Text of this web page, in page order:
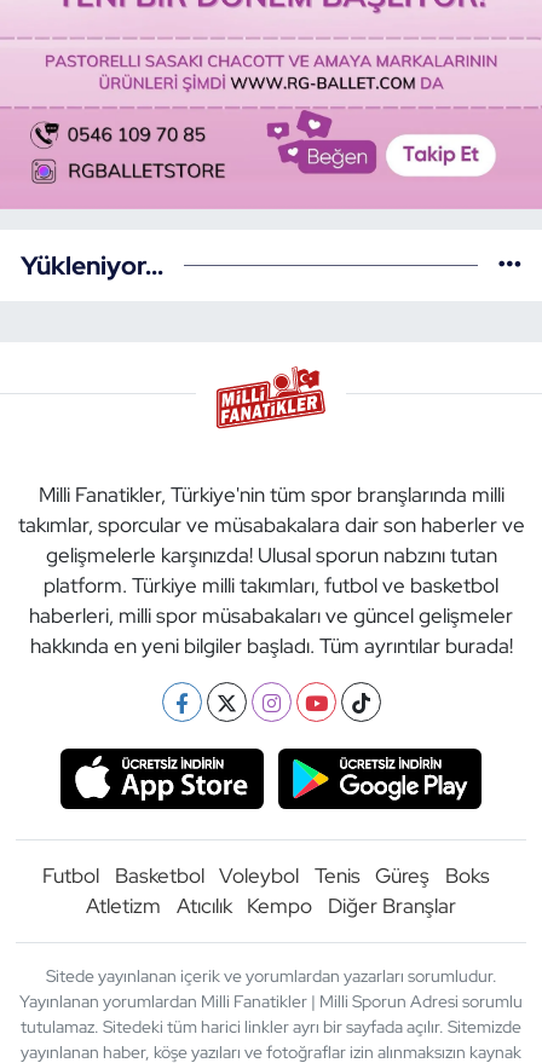
Yükleniyor...
Milli Fanatikler, Türkiye'nin tüm spor branşlarında milli
takımlar, sporcular ve müsabakalara dair son haberler ve
gelişmelerle karşınızda! Ulusal sporun nabzını tutan
platform. Türkiye milli takımları, futbol ve basketbol
haberleri, milli spor müsabakaları ve güncel gelişmeler
hakkında en yeni bilgiler başladı. Tüm ayrıntılar burada!
Futbol Basketbol Voleybol Tenis Güreş
Boks
Atletizm
Atıcılık Kempo Diğer Branşlar
Sitede yayınlanan içerik ve yorumlardan yazarları sorumludur.
Yayınlanan yorumlardan Milli Fanatikler | Milli Sporun Adresi sorumlu
tutulamaz. Sitedeki tüm harici linkler ayrı bir sayfada açılır. Sitemizde
yayınlanan haber, köşe yazıları ve fotoğraflar izin alınmaksızın kaynak